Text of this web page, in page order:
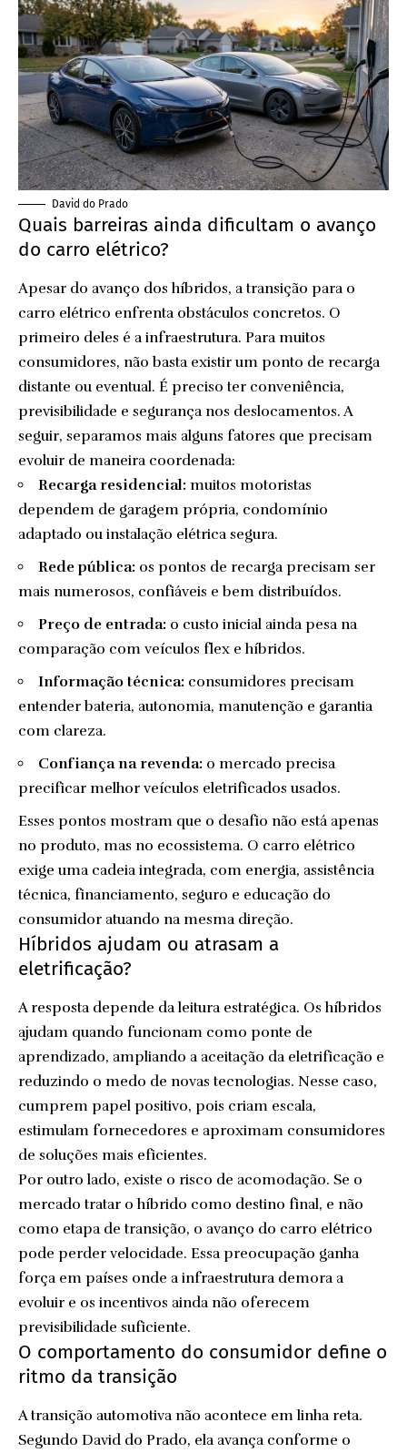
David do Prado
Quais barreiras ainda dificultam o avanço
do carro elétrico?
Apesar do avanço dos híbridos, a transição para o
carro elétrico enfrenta obstáculos concretos. O
primeiro deles é a infraestrutura. Para muitos
consumidores, não basta existir um ponto de recarga
distante ou eventual. É preciso ter conveniência,
previsibilidade e segurança nos deslocamentos. A
seguir, separamos mais alguns fatores que precisam
evoluir de maneira coordenada:
Recarga residencial: muitos motoristas
dependem de garagem própria, condomínio
adaptado ou instalação elétrica segura.
Rede pública: os pontos de recarga precisam ser
mais numerosos, confiáveis e bem distribuídos.
Preço de entrada: o custo inicial ainda pesa na
comparação com veículos flex e híbridos.
Informação técnica: consumidores precisam
entender bateria, autonomia, manutenção e garantia
com clareza.
Confiança na revenda: o mercado precisa
precificar melhor veículos eletrificados usados.
Esses pontos mostram que o desafio não está apenas
no produto, mas no ecossistema. O carro elétrico
exige uma cadeia integrada, com energia, assistência
técnica, financiamento, seguro e educação do
consumidor atuando na mesma direção.
Híbridos ajudam ou atrasam a
eletrificação?
A resposta depende da leitura estratégica. Os híbridos
ajudam quando funcionam como ponte de
aprendizado, ampliando a aceitação da eletrificação e
reduzindo o medo de novas tecnologias. Nesse caso,
cumprem papel positivo, pois criam escala,
estimulam fornecedores e aproximam consumidores
de soluções mais eficientes.
Por outro lado, existe o risco de acomodação. Se o
mercado tratar o híbrido como destino final, e não
como etapa de transição, o avanço do carro elétrico
pode perder velocidade. Essa preocupação ganha
força em países onde a infraestrutura demora a
evoluir e os incentivos ainda não oferecem
previsibilidade suficiente.
O comportamento do consumidor define o
ritmo da transição
A transição automotiva não acontece em linha reta.
Segundo David do Prado, ela avança conforme o